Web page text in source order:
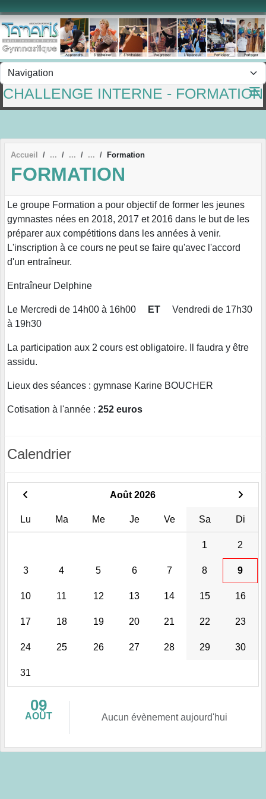
CHALLENGE INTERNE - FORMATION
Accueil Formation
FORMATION
Le groupe Formation a pour objectif de former les jeunes
gymnastes nées en 2018, 2017 et 2016 dans le but de les
préparer aux compétitions dans les années à venir.
L'inscription à ce cours ne peut se faire qu'avec l'accord
d'un entraîneur.
Entraîneur Delphine
Le Mercredi de 14h00 à 16h00 ET Vendredi de 17h30
à 19h30
La participation aux 2 cours est obligatoire. Il faudra y être
assidu.
Lieux des séances : gymnase Karine BOUCHER
Cotisation à l'année : 252 euros
Calendrier
Août 2026
Lu Ma Me Je Ve Sa Di
1 2
3 4 5 6 7 8 9
10 11 12 13 14 15 16
17 18 19 20 21 22 23
24 25 26 27 28 29 30
31
09
AOÛT Aucun évènement aujourd'hui